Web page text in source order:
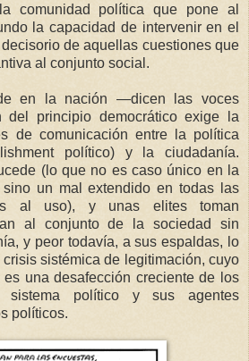
comunidad política que pone al
la capacidad de intervenir en el
de aquellas cuestiones que
al conjunto social.
en la nación —dicen las voces
del principio democrático exige la
de comunicación entre la política
político) y la ciudadanía.
(lo que no es caso único en la
un mal extendido en todas las
al uso), y unas elites toman
al conjunto de la sociedad sin
y peor todavía, a sus espaldas, lo
sistémica de legitimación, cuyo
una desafección creciente de los
sistema político y sus agentes
políticos.